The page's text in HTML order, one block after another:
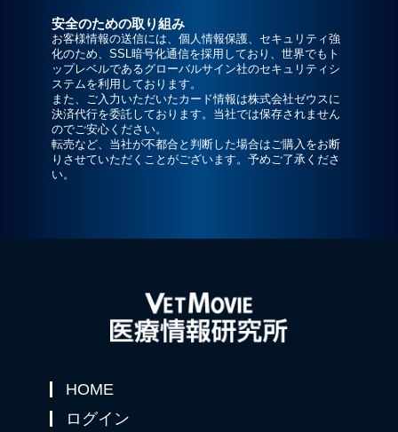
安全のための取り組み
お客様情報の送信には、個人情報保護、セキュリティ強
化のため、SSL暗号化通信を採用しており、世界でもト
ップレベルであるグローバルサイン社のセキュリティシ
ステムを利用しております。
また、ご入力いただいたカード情報は株式会社ゼウスに
決済代行を委託しております。当社では保存されません
のでご安心ください。
転売など、当社が不都合と判断した場合はご購入をお断
りさせていただくことがございます。予めご了承くださ
い。
HOME
ログイン